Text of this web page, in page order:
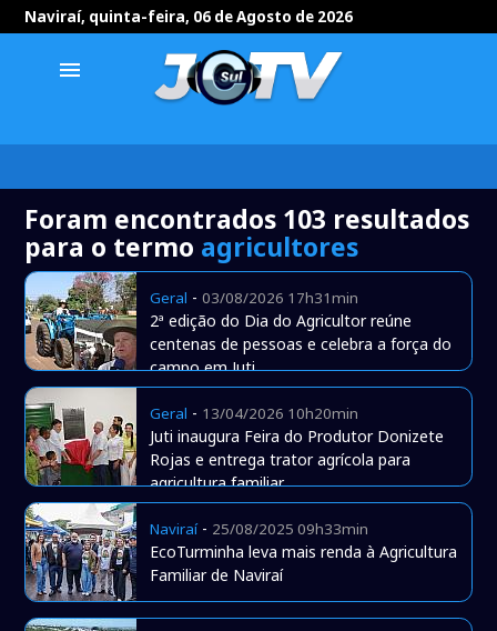
Naviraí, quinta-feira, 06 de Agosto de 2026
menu
Foram encontrados 103 resultados
para o termo agricultores
Geral -03/08/2026 17h31min
2ª edição do Dia do Agricultor reúne
centenas de pessoas e celebra a força do
campo em Juti
Geral - 13/04/2026 10h20min
Juti inaugura Feira do Produtor Donizete
Rojas e entrega trator agrícola para
agricultura familiar
Naviraí- 25/08/2025 09h33min
EcoTurminha leva mais renda à Agricultura
Familiar de Naviraí